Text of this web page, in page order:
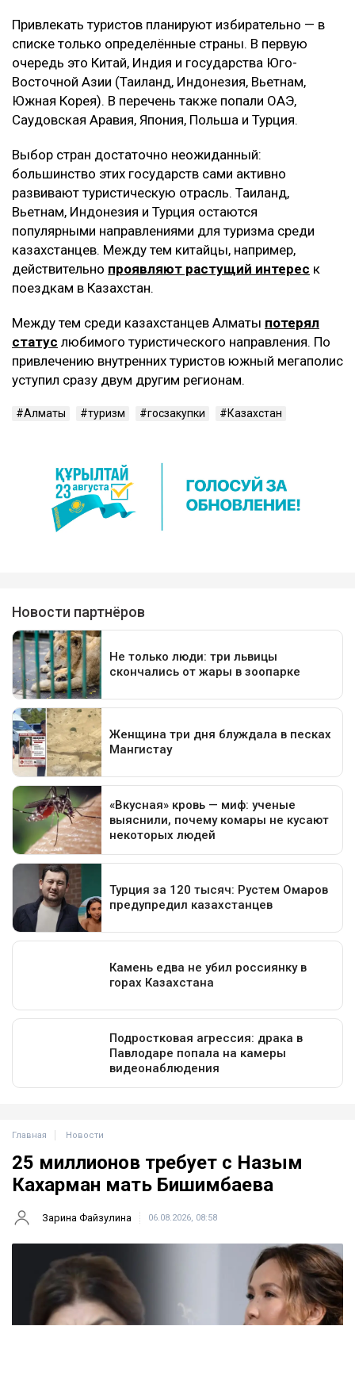
Привлекать туристов планируют избирательно — в
списке только определённые страны. В первую
очередь это Китай, Индия и государства Юго-
Восточной Азии (Таиланд, Индонезия, Вьетнам,
Южная Корея). В перечень также попали ОАЭ,
Саудовская Аравия, Япония, Польша и Турция.
Выбор стран достаточно неожиданный:
большинство этих государств сами активно
развивают туристическую отрасль. Таиланд,
Вьетнам, Индонезия и Турция остаются
популярными направлениями для туризма среди
казахстанцев. Между тем китайцы, например,
действительно проявляют растущий интерес к
поездкам в Казахстан.
Между тем среди казахстанцев Алматы потерял
статус любимого туристического направления. По
привлечению внутренних туристов южный мегаполис
уступил сразу двум другим регионам.
Алматы туризм госзакупки Казахстан
Главная Новости
25 миллионов требует с Назым
Кахарман мать Бишимбаева
Зарина Файзулина 06.08.2026, 08:58